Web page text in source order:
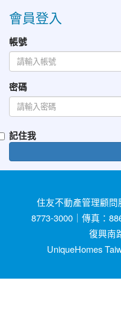
會員登入
帳號
密碼
記住我
住友不動產管理顧
8773-3000｜傳真：
復興南
UniqueHomes